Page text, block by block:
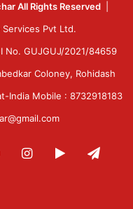
All Rights Reserved
Pvt Ltd.
No. GUJGUJ/2021/84659
Coloney, Rohidash
India Mobile : 8732918183
Instagram
Google